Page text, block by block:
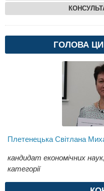
ГОЛОВА
Плетенецька Світлана
кандидат економічних
категорії